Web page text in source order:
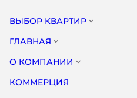
ВЫБОР КВАРТИР
ГЛАВНАЯ
О КОМПАНИИ
КОММЕРЦИЯ